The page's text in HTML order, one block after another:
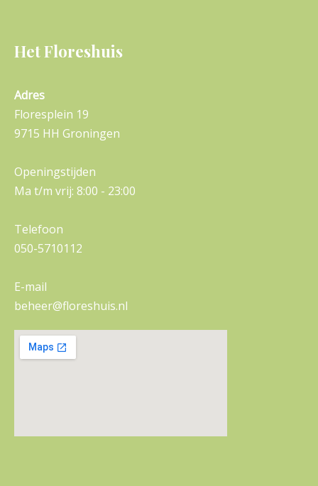
Het Floreshuis
Adres
Floresplein 19
9715 HH Groningen
Openingstijden
Ma t/m vrij: 8:00 - 23:00
Telefoon
050-5710112
E-mail
beheer@floreshuis.nl